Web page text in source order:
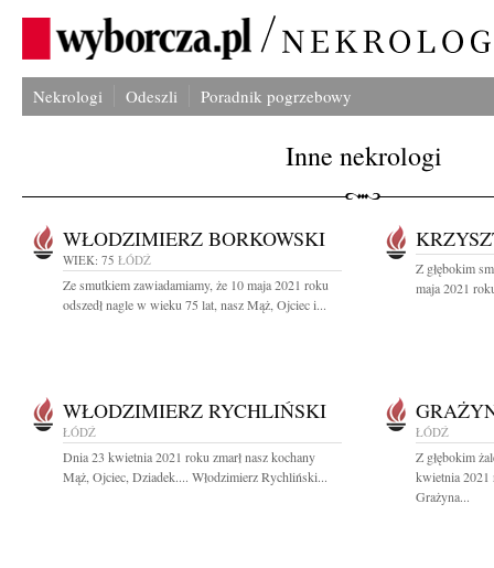
Nekrologi Odeszli Poradnik pogrzebowy
Inne nekrologi
WŁODZIMIERZ BORKOWSKI
WIEK: 75 ŁÓDŹ
Ze smutkiem zawiadamiamy, że 10 maja 2021 roku
odszedł nagle w wieku 75 lat, nasz Mąż, Ojciec i...
Z głębokim
maja 2021
WŁODZIMIERZ RYCHLIŃSKI
ŁÓDŹ
Dnia 23 kwietnia 2021 roku zmarł nasz kochany
Mąż, Ojciec, Dziadek.... Włodzimierz Rychliński...
ŁÓDŹ
Z głębokim
kwietnia 2021
Grażyna...